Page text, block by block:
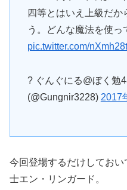
四等とはいえ上級だか
う。どんな魔法を使っ
pic.twitter.com/
? ぐんぐにる@ぼく勉
(@Gungnir3228) 2017
今回登場するだけしてお
士エン・リンガード。